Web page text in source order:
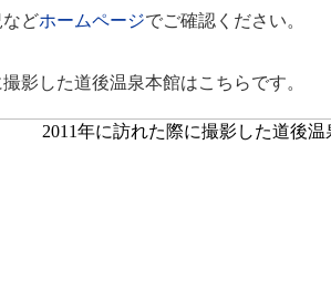
どホームページでご確認ください。
影した道後温泉本館はこちらです。